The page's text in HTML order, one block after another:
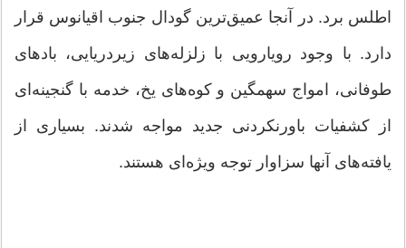
اطلس برد. در آنجا عمیق‌ترین گودال جنوب اقیانوس قرار
دارد. با وجود رویارویی با زلزله‌های زیردریایی، بادهای
طوفانی، امواج سهمگین و کوه‌های یخ، خدمه با گنجینه‌ای
از کشفیات باورنکردنی جدید مواجه شدند. بسیاری از
یافته‌های آنها سزاوار توجه ویژه‌ای هستند.